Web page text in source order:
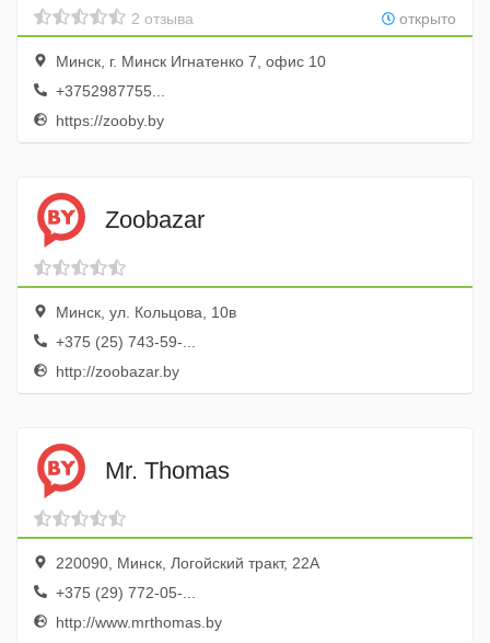
открыто
2 отзыва
Минск, г. Минск Игнатенко 7, офис 10
+3752987755...
https://zooby.by
Zoobazar
Минск, ул. Кольцова, 10в
+375 (25) 743-59-...
http://zoobazar.by
Mr. Thomas
220090, Минск, Логойский тракт, 22А
+375 (29) 772-05-...
http://www.mrthomas.by